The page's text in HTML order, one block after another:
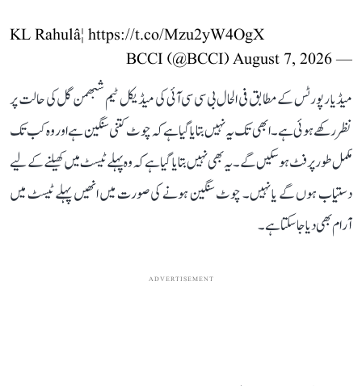
KL Rahulâ¦ https://t.co/Mzu2yW4OgX
— BCCI (@BCCI)
August 7, 2026
میڈیا رپورٹس کے مطابق فی الحال بی سی سی آئی کی میڈیکل ٹیم شبھمن گل کی حالت پر
نظر رکھے ہوئی ہے۔ ابھی تک یہ نہیں بتایا گیا ہے کہ چوٹ کتنی سنگین ہے اور وہ کب تک
مکمل طور پر فٹ ہو سکیں گے۔ یہ بھی نہیں بتایا گیا ہے کہ وہ پہلے ٹیسٹ میں کھیلنے کے لیے
دستیاب ہوں گے یا نہیں۔ چوٹ سنگین ہونے کی صورت میں انھیں پہلے ٹیسٹ میں
آرام بھی دیا جا سکتا ہے۔
ADVERTISEMENT